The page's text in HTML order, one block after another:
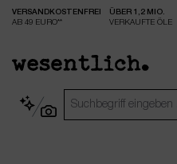
springen
VERSANDKOSTENFREI
AB 49 EURO**
ÜBER 1,2 MIO.
VERKAUFTE ÖLE